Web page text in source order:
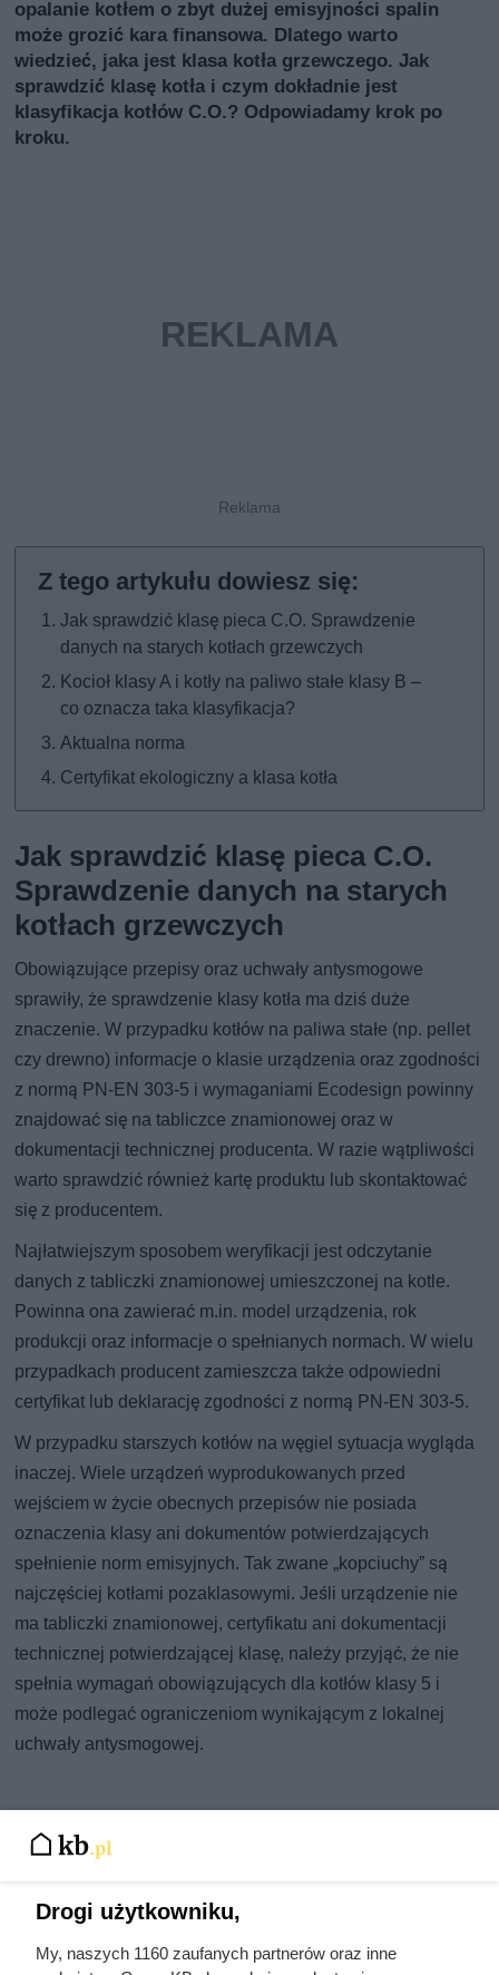
opalanie kotłem o zbyt dużej emisyjności spalin
może grozić kara finansowa. Dlatego warto
wiedzieć, jaka jest klasa kotła grzewczego. Jak
sprawdzić klasę kotła i czym dokładnie jest
klasyfikacja kotłów C.O.? Odpowiadamy krok po
kroku.
Jak sprawdzić klasę pieca C.O. Sprawdzenie
danych na starych kotłach grzewczych
Kocioł klasy A i kotły na paliwo stałe klasy B –
co oznacza taka klasyfikacja?
Aktualna norma
Certyfikat ekologiczny a klasa kotła
Jak sprawdzić klasę pieca C.O.
Sprawdzenie danych na starych
kotłach grzewczych
Obowiązujące przepisy oraz uchwały antysmogowe
sprawiły, że sprawdzenie klasy kotła ma dziś duże
znaczenie. W przypadku kotłów na paliwa stałe (np. pellet
czy drewno) informacje o klasie urządzenia oraz zgodności
z normą PN-EN 303-5 i wymaganiami Ecodesign powinny
znajdować się na tabliczce znamionowej oraz w
dokumentacji technicznej producenta. W razie wątpliwości
warto sprawdzić również kartę produktu lub skontaktować
się z producentem.
Najłatwiejszym sposobem weryfikacji jest odczytanie
danych z tabliczki znamionowej umieszczonej na kotle.
Powinna ona zawierać m.in. model urządzenia, rok
produkcji oraz informacje o spełnianych normach. W wielu
przypadkach producent zamieszcza także odpowiedni
certyfikat lub deklarację zgodności z normą PN-EN 303-5.
W przypadku starszych kotłów na węgiel sytuacja wygląda
inaczej. Wiele urządzeń wyprodukowanych przed
wejściem w życie obecnych przepisów nie posiada
oznaczenia klasy ani dokumentów potwierdzających
spełnienie norm emisyjnych. Tak zwane „kopciuchy” są
najczęściej kotłami pozaklasowymi. Jeśli urządzenie nie
ma tabliczki znamionowej, certyfikatu ani dokumentacji
technicznej potwierdzającej klasę, należy przyjąć, że nie
spełnia wymagań obowiązujących dla kotłów klasy 5 i
może podlegać ograniczeniom wynikającym z lokalnej
uchwały antysmogowej.
Drogi użytkowniku,
My, naszych 1160 zaufanych partnerów oraz inne